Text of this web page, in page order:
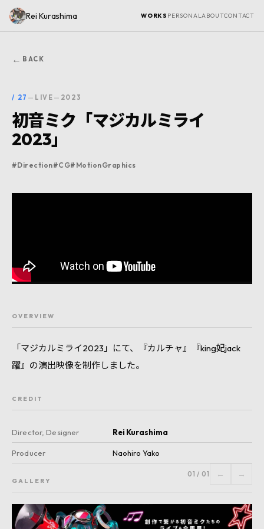
Rei Kurashima WORKS PERSONALABOUTCONTACT
← BACK
/ 27 — LIVE — 2023
初音ミク「マジカルミライ
2023」
#Direction#CG# MotionGraphics
OVERVIEW
「マジカルミライ2023」にて、『カルチャ』『king妃jack
躍』の演出映像を制作しました。
CREDIT
Director, Designer Rei Kurashima
Producer Naohiro Yako
GALLERY
01 /01 ← →